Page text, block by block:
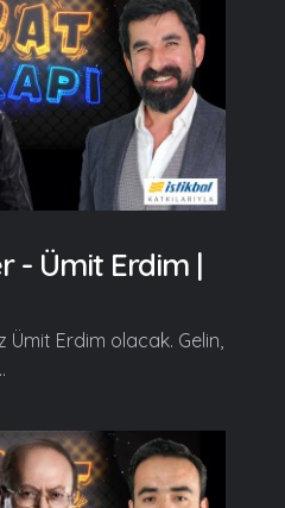
- Ümit Erdim |
Ümit Erdim olacak. Gelin,